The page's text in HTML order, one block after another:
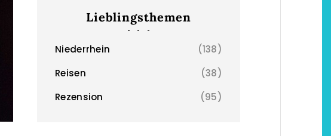
Lieblingsthemen
Niederrhein
(138)
Reisen
(38)
Rezension
(95)